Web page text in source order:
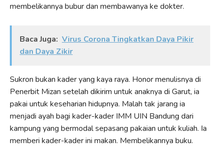
membelikannya bubur dan membawanya ke dokter.
Baca Juga: Virus Corona Tingkatkan Daya Pikir
dan Daya Zikir
Sukron bukan kader yang kaya raya. Honor menulisnya di
Penerbit Mizan setelah dikirim untuk anaknya di Garut, ia
pakai untuk keseharian hidupnya. Malah tak jarang ia
menjadi ayah bagi kader-kader IMM UIN Bandung dari
kampung yang bermodal sepasang pakaian untuk kuliah. Ia
memberi kader-kader ini makan. Membelikannya buku.